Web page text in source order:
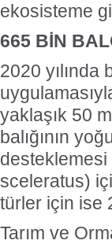
ekosisteme
665 BİN
2020 yılında
yaklaşık 50
balığının
desteklemesi
sceleratus)
türler için ise
Tarım ve